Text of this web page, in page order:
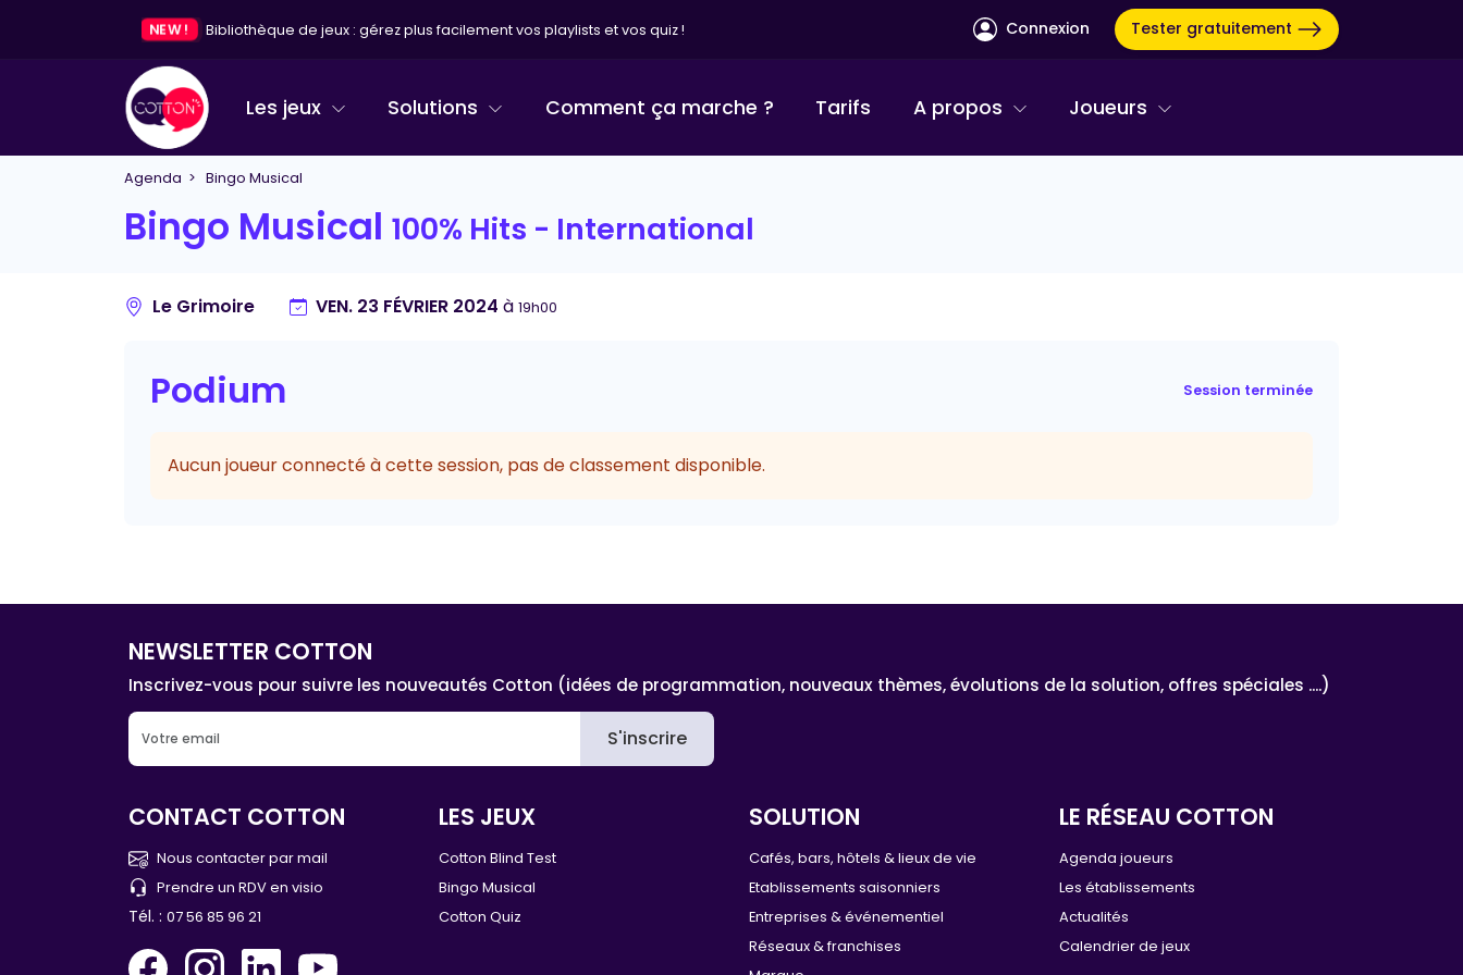
NEW ! Bibliothèque de jeux : gérez plus facilement vos playlists et vos quiz ! Connexion Tester gratuitement
Les jeux Solutions Comment ça marche ? Tarifs A propos Joueurs
Agenda > Bingo Musical
Bingo Musical 100% Hits - International
Le Grimoire VEN. 23 FÉVRIER 2024 à 19h00
Podium Session terminée
Aucun joueur connecté à cette session, pas de classement disponible.
NEWSLETTER COTTON
Inscrivez-vous pour suivre les nouveautés Cotton (idées de programmation, nouveaux thèmes, évolutions de la solution, offres spéciales ....)
S'inscrire
CONTACT COTTON
Nous contacter par mail
Prendre un RDV en visio
Tél. : 07 56 85 96 21
LES JEUX
Cotton Blind Test
Bingo Musical
Cotton Quiz
SOLUTION
Cafés, bars, hôtels & lieux de vie
Etablissements saisonniers
Entreprises & événementiel
Réseaux & franchises
LE RÉSEAU COTTON
Agenda joueurs
Les établissements
Actualités
Calendrier de jeux